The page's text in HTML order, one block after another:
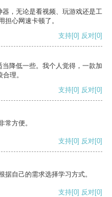
，无论是看视频、玩游戏还是工
担心网速卡顿了。
支持[0] 反对[0]
降低一些。我个人觉得，一款加
理。
支持[0] 反对[0]
常方便。
支持[0] 反对[0]
自己的需求选择学习方式。
支持[0] 反对[0]